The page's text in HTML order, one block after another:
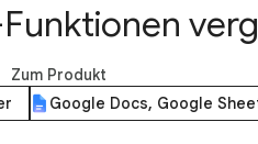
Zum Produkt
Google Docs, Google